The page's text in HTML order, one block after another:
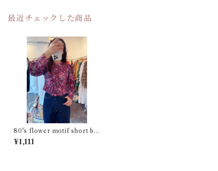
最近チェックした商品
80's flower motif short blo
use
¥1,111